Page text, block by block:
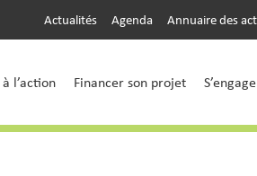
Actualités Agenda Annuaire des
à l’action Financer son projet